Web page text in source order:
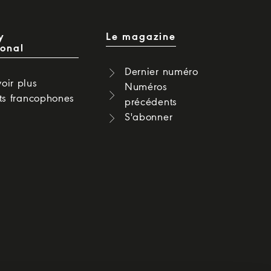
plus
francophones
Le magazine
Dernier numéro
Numéros
précédents
S'abonner